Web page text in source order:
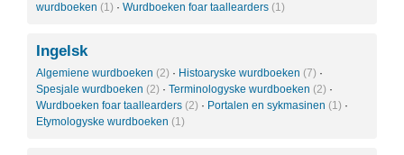
wurdboeken (1) · Wurdboeken foar taallearders (1)
Ingelsk
Algemiene wurdboeken (2) · Histoaryske wurdboeken (7) ·
Spesjale wurdboeken (2) · Terminologyske wurdboeken (2) ·
Wurdboeken foar taallearders (2) · Portalen en sykmasinen (1) ·
Etymologyske wurdboeken (1)